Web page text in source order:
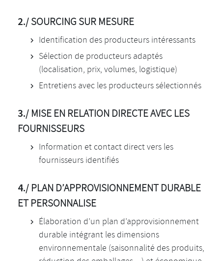
2./SOURCING SUR MESURE
Identification des producteurs intéressants
Sélection de producteurs adaptés
(localisation, prix, volumes, logistique)
Entretiens avec les producteurs sélectionnés
3./ MISE EN RELATION DIRECTE AVEC LES
FOURNISSEURS
Information et contact direct vers les
fournisseurs identifiés
4./ PLAN D’APPROVISIONNEMENT DURABLE
ET PERSONNALISE
Élaboration d’un plan d’approvisionnement
durable intégrant les dimensions
environnementale (saisonnalité des produits,